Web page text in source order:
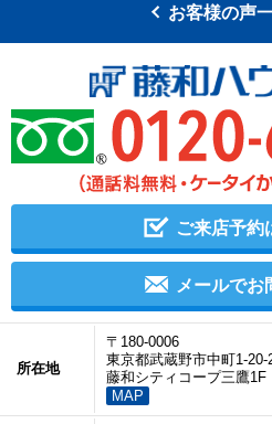
お客様の声
ご来店予約
メールでお
所在地
〒180-0006
東京都武蔵野市中町1-20-
藤和シティコープ三鷹1F
MAP